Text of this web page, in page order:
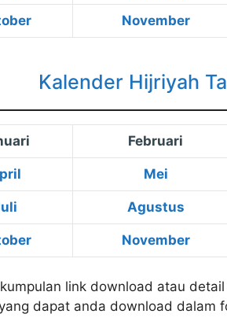
November
Kalender Hijriyah
Februari
Mei
Agustus
November
link download atau
dapat anda download dalam